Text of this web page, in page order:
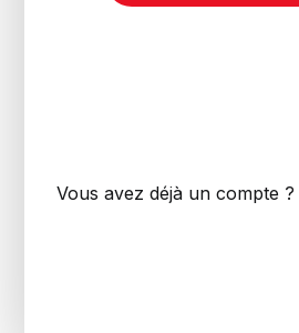
Vous avez déjà un compte ?